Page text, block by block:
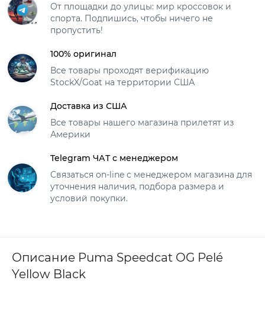
От площадки до улицы: мир кроссовок и
спорта. Подпишись, чтобы ничего не
пропустить!
100% оригинал
Все товары проходят верификацию
StockX/Goat на территории США
Доставка из США
Все товары нашего магазина прилетят из
Америки
Telegram ЧАТ с менеджером
Связаться on-line с менеджером магазина для
уточнения наличия, подбора размера и
условий покупки.
Описание Puma Speedcat OG Pelé
Yellow Black